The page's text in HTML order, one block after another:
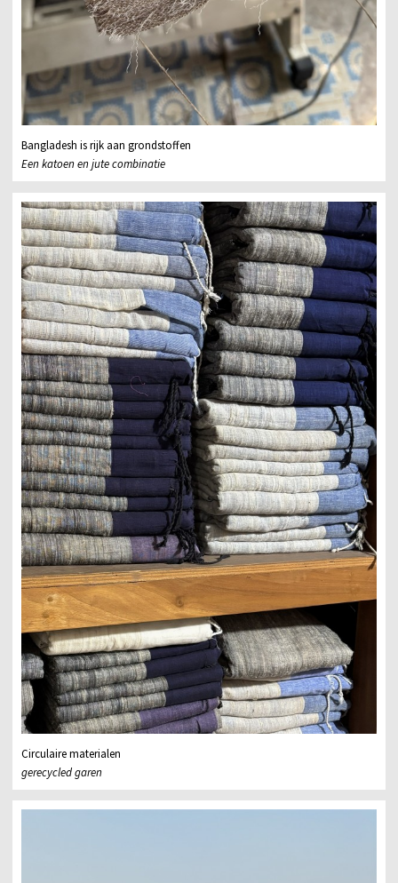
Bangladesh is rijk aan grondstoffen
Een katoen en jute combinatie
Circulaire materialen
gerecycled garen